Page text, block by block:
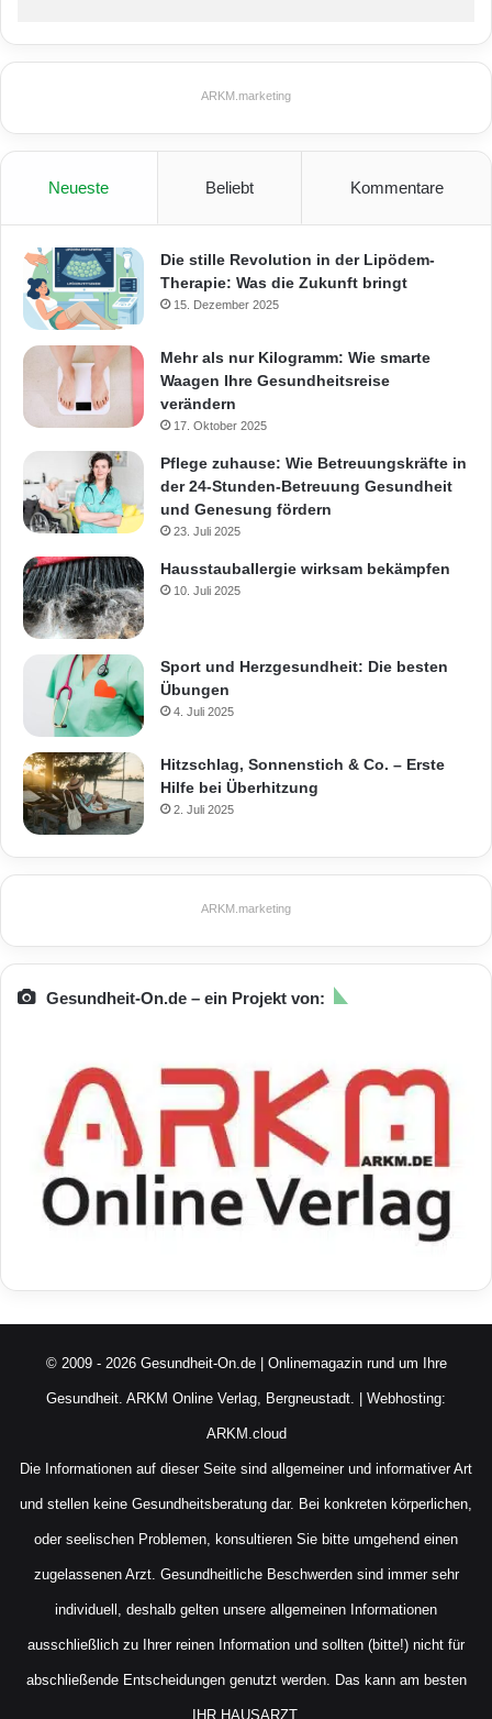
ARKM.marketing
Neueste Beliebt Kommentare
Die stille Revolution in der Lipödem-
Therapie: Was die Zukunft bringt
15. Dezember 2025
Mehr als nur Kilogramm: Wie smarte
Waagen Ihre Gesundheitsreise
verändern
17. Oktober 2025
Pflege zuhause: Wie Betreuungskräfte in
der 24-Stunden-Betreuung Gesundheit
und Genesung fördern
23. Juli 2025
Hausstauballergie wirksam bekämpfen
10. Juli 2025
Sport und Herzgesundheit: Die besten
Übungen
4. Juli 2025
Hitzschlag, Sonnenstich & Co. – Erste
Hilfe bei Überhitzung
2. Juli 2025
ARKM.marketing
Gesundheit-On.de – ein Projekt von:
© 2009 - 2026 Gesundheit-On.de | Onlinemagazin rund um Ihre
Gesundheit. ARKM Online Verlag, Bergneustadt. | Webhosting:
ARKM.cloud
Die Informationen auf dieser Seite sind allgemeiner und informativer Art
und stellen keine Gesundheitsberatung dar. Bei konkreten körperlichen,
oder seelischen Problemen, konsultieren Sie bitte umgehend einen
zugelassenen Arzt. Gesundheitliche Beschwerden sind immer sehr
individuell, deshalb gelten unsere allgemeinen Informationen
ausschließlich zu Ihrer reinen Information und sollten (bitte!) nicht für
abschließende Entscheidungen genutzt werden. Das kann am besten
IHR HAUSARZT.